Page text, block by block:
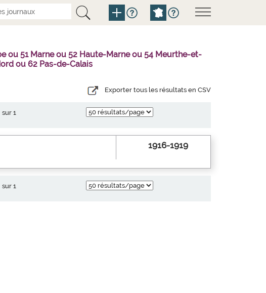
ou 51 Marne ou 52 Haute-Marne ou 54 Meurthe-et-
ou 62 Pas-de-Calais
Exporter tous les résultats en CSV
sur 1
1916-1919
sur 1